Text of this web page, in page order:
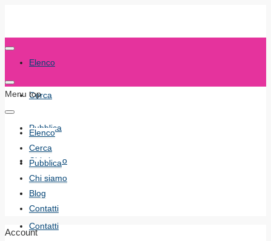
Elenco
Cerca
Pubblica
Chi siamo
Blog
Contatti
Menu top
Elenco
Cerca
Pubblica
Chi siamo
Blog
Contatti
Account